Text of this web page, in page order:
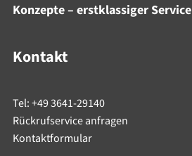
Konzepte – erstklassiger Service
Kontakt
Tel: +49 3641-29140
Rückrufservice anfragen
Kontaktformular